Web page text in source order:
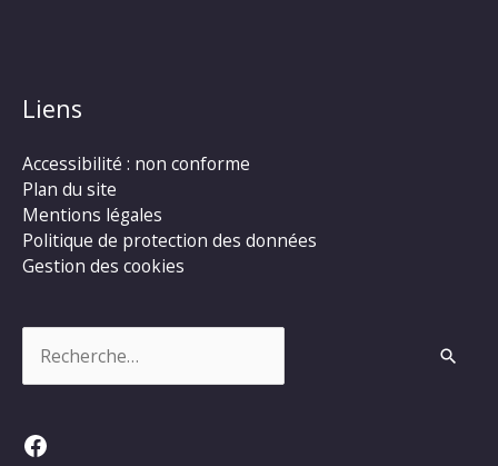
Liens
Accessibilité : non conforme
Plan du site
Mentions légales
Politique de protection des données
Gestion des cookies
Facebook